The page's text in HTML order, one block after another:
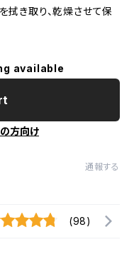
拭き取り、乾燥させて保
available
方向け
通報する
(98)